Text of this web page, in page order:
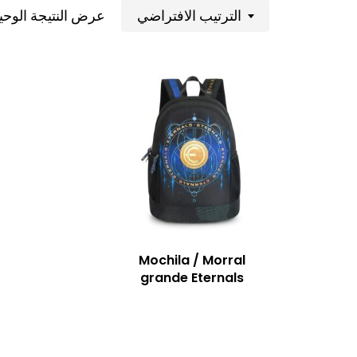
عرض النتيجة الترتيب الافتراضي
Mochila / Morral
grande Eternals